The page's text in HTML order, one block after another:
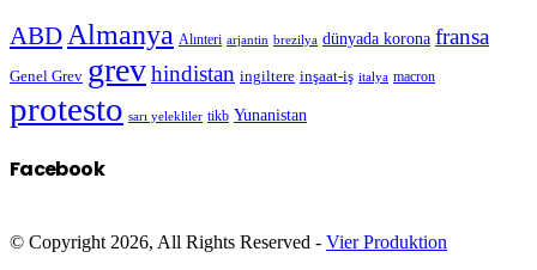
ABD Almanya Alınteri arjantin brezilya dünyada korona fransa
Genel Grev grevhindistan ingiltere inşaat-iş italya macron
protesto sarı yelekliler tikb Yunanistan
Facebook
© Copyright 2026, All Rights Reserved - Vier Produktion